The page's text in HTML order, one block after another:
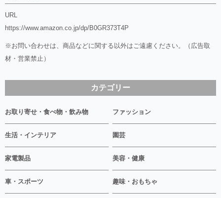
URL
https://www.amazon.co.jp/dp/B0GR373T4P
※お問い合わせは、商品などに関する以外はご遠慮ください。（広告取
材・営業禁止）
カテゴリー
お取り寄せ・食べ物・飲み物 ファッション
生活・インテリア 園芸
家電製品 美容・健康
車・スポーツ 趣味・おもちゃ